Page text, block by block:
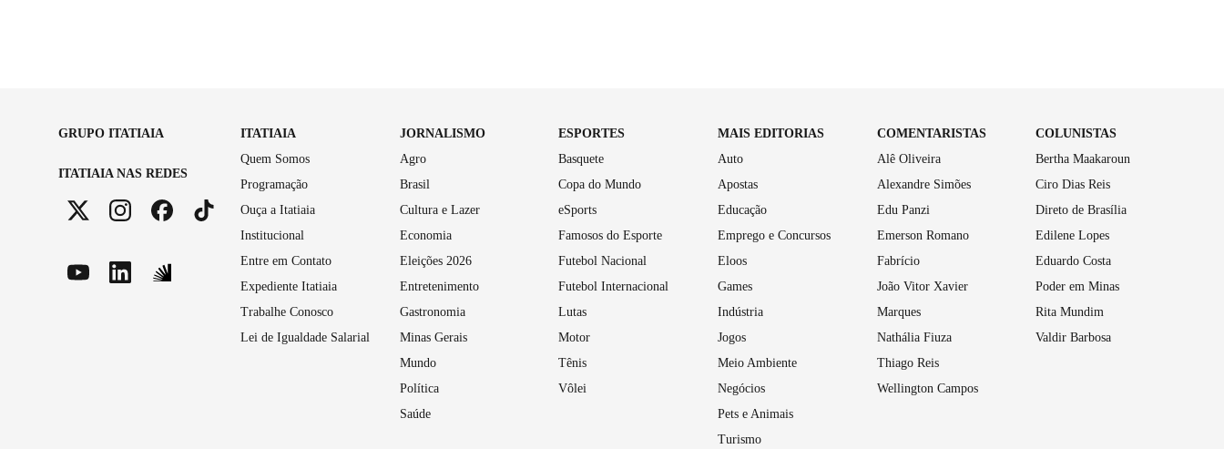
GRUPO ITATIAIA
ITATIAIA NAS REDES
ITATIAIA
Quem Somos
Programação
Ouça a Itatiaia
Institucional
Entre em Contato
Expediente Itatiaia
Trabalhe Conosco
Lei de Igualdade Salarial
JORNALISMO
Agro
Brasil
Cultura e Lazer
Economia
Eleições 2026
Entretenimento
Gastronomia
Minas Gerais
Mundo
Política
Saúde
ESPORTES
Basquete
Copa do Mundo
eSports
Famosos do Esporte
Futebol Nacional
Futebol Internacional
Lutas
Motor
Tênis
Vôlei
MAIS EDITORIAS
Auto
Apostas
Educação
Emprego e Concursos
Eloos
Games
Indústria
Jogos
Meio Ambiente
Negócios
Pets e Animais
Turismo
COMENTARISTAS
Alê Oliveira
Alexandre Simões
Edu Panzi
Emerson Romano
Fabrício
João Vitor Xavier
Marques
Nathália Fiuza
Thiago Reis
Wellington Campos
COLUNISTAS
Bertha Maakaroun
Ciro Dias Reis
Direto de Brasília
Edilene Lopes
Eduardo Costa
Poder em Minas
Rita Mundim
Valdir Barbosa